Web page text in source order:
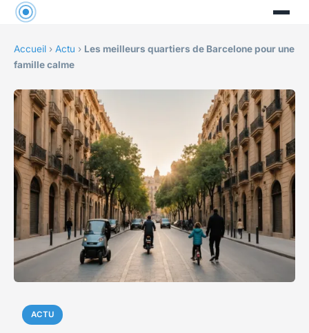
Accueil › Actu › Les meilleurs quartiers de Barcelone pour une
famille calme
ACTU